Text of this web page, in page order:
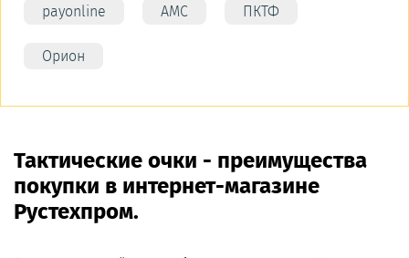
payonline АМС ПКТФ
Орион
Тактические очки - преимущества
покупки в интернет-магазине
Рустехпром.